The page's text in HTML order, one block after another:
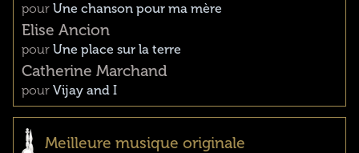
pour Une chanson pour ma mère
Elise Ancion
pour Une place sur la terre
Catherine Marchand
pour Vijay and I
Meilleure musique originale